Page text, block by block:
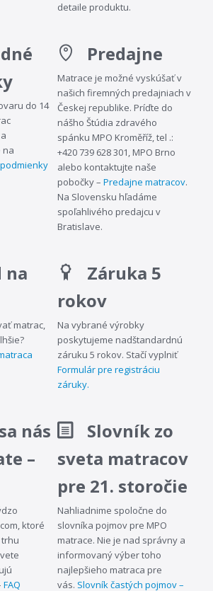
detaile produktu.
do 14
na
Predajne
Matrace je možné vyskúšať v
našich firemných predajniach v
Českej republike. Príďte do
nášho Štúdia zdravého
spánku MPO Kroměříž, tel .:
+420 739 628 301, MPO Brno
alebo kontaktujte naše
pobočky – Predajne matracov.
Na Slovensku hľadáme
spoľahlivého predajcu v
Bratislave.
na
matrac,
Záruka 5
rokov
Na vybrané výrobky
poskytujeme nadštandardnú
záruku 5 rokov. Stačí vyplniť
Formulár pre registráciu
záruky.
nás
–
ktoré
FAQ
Slovník zo
sveta matracov
pre 21. storočie
Nahliadnime spoločne do
slovníka pojmov pre MPO
matrace. Nie je nad správny a
informovaný výber toho
najlepšieho matraca pre
vás. Slovník častých pojmov –